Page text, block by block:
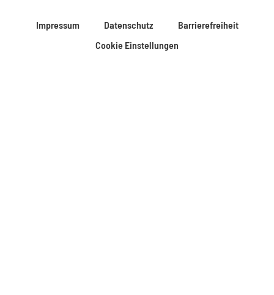
Impressum Datenschutz
Barrierefreiheit
Cookie Einstellungen